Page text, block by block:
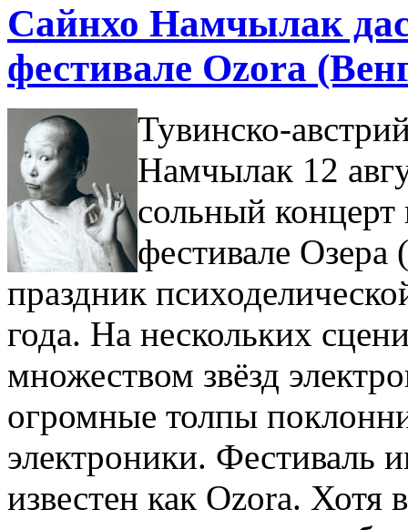
Сайнхо Намчылак
фестивале Ozora
Тувинско-
Намчылак 12
сольный
фестивале
праздник
года. На нескольких
множеством звёзд
огромные толпы
электроники. Фестиваль
известен как Ozora. Хотя